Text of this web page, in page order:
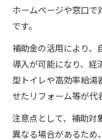
ホームページや窓口で
です。
補助金の活用により、
導入が可能になり、経
型トイレや高効率給湯
せたリフォーム等が代
注意点として、補助対
異なる場合があるため